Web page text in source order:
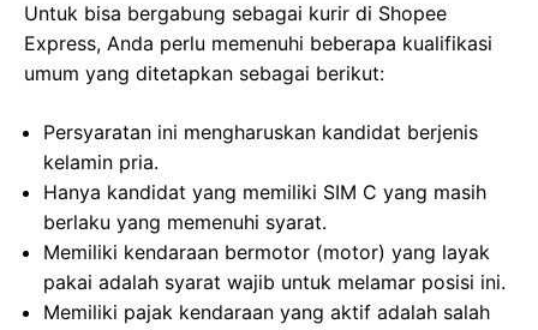
Untuk bisa bergabung sebagai kurir di Shopee
Express, Anda perlu memenuhi beberapa kualifikasi
umum yang ditetapkan sebagai berikut:
Persyaratan ini mengharuskan kandidat berjenis
kelamin pria.
Hanya kandidat yang memiliki SIM C yang masih
berlaku yang memenuhi syarat.
Memiliki kendaraan bermotor (motor) yang layak
pakai adalah syarat wajib untuk melamar posisi ini.
Memiliki pajak kendaraan yang aktif adalah salah